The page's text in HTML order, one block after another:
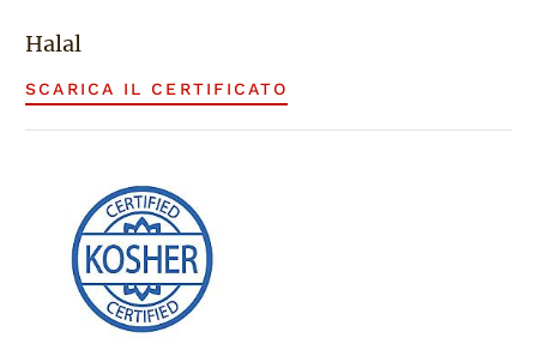
Halal
SCARICA IL CERTIFICATO